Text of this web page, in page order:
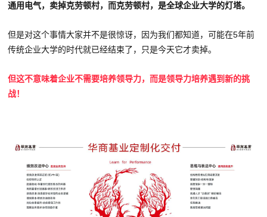
通用电气，卖掉克劳顿村，而克劳顿村，是全球企业大学的灯塔。
但是对这个事情大家并不是很惊讶，因为我们都知道，可能在5年前
传统企业大学的时代就已经结束了，只是今天它才卖掉。
但这不意味着企业不需要培养领导力，而是领导力培养遇到新的挑
战！